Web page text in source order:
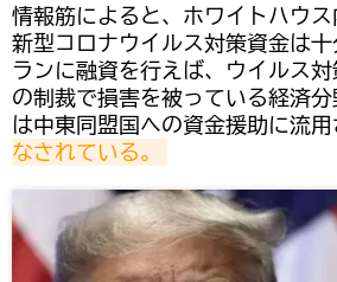
情報筋によると、ホワイトハウ
新型コロナウイルス対策資金は
ランに融資を行えば、ウイルス
の制裁で損害を被っている経済
は中東同盟国への資金援助に流
なされている。